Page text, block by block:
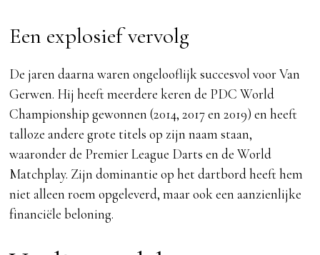
Een explosief vervolg
De jaren daarna waren ongelooflijk succesvol voor Van
Gerwen. Hij heeft meerdere keren de PDC World
Championship gewonnen (2014, 2017 en 2019) en heeft
talloze andere grote titels op zijn naam staan,
waaronder de Premier League Darts en de World
Matchplay. Zijn dominantie op het dartbord heeft hem
niet alleen roem opgeleverd, maar ook een aanzienlijke
financiële beloning.